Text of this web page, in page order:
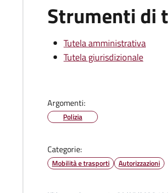
Strumenti di
Tutela amministrativa
Tutela giurisdizionale
Argomenti:
Polizia
Categorie:
Mobilità e trasporti Autorizzazioni